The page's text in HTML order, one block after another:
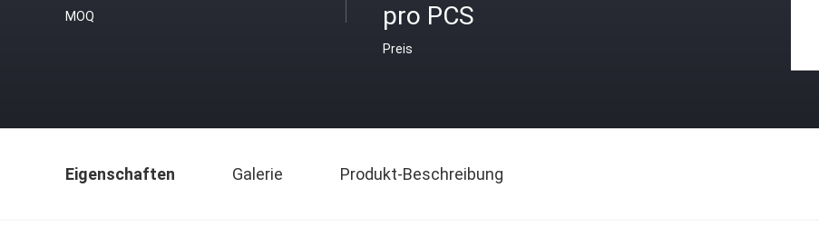
MOQ
pro PCS
Preis
Eigenschaften Galerie Produkt-Beschreibung